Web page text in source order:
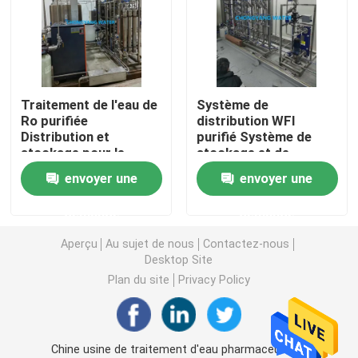
Systèmes de distillation multi-effets (MED)
Générateurs de vapeur pur (PSG)
Systèmes de préparation de la solution
Systèmes CIP et SIP
Systèmes électroniques d'eau ultrapure (UPW)
Systèmes d'eau médicaux
Systèmes RO de dessalement d'eau de mer
Traitement de l'eau de
Ro purifiée
Distribution et
stockage pour le
stockage industriel de
l'eau
envoyer une
Système de
distribution WFI
purifié Système de
stockage et de
distribution d'eau
envoyer une
Aperçu Au sujet de nous
Contactez-nous
Desktop Site
Plan du site
Privacy Policy
Chine usine de traitement d'eau pharmaceutique